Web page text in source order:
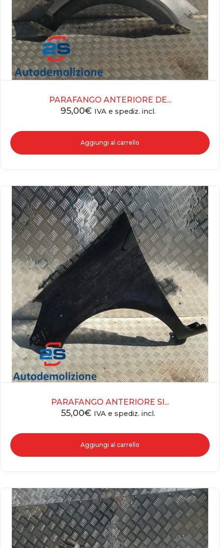
PARAFANGO ANTERIORE DE...
95,00€ IVA e spediz. incl.
Aggiungi al carrello
PARAFANGO ANTERIORE SI...
55,00€ IVA e spediz. incl.
Aggiungi al carrello